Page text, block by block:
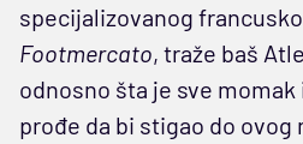
specijalizovanog
Footmercato, traže baš
odnosno šta je sve momak
prođe da bi stigao do ovog